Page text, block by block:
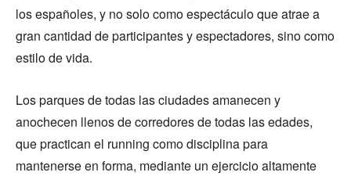
los españoles, y no solo como espectáculo que atrae a
gran cantidad de participantes y espectadores, sino como
estilo de vida.
Los parques de todas las ciudades amanecen y
anochecen llenos de corredores de todas las edades,
que practican el running como disciplina para
mantenerse en forma, mediante un ejercicio altamente